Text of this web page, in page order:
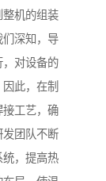
整机的组装
们深知，导
，对设备的
此，在制
接工艺，确
发团队不断
统，提高热